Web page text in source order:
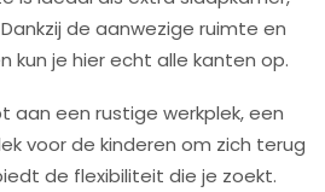
de aanwezige ruimte en
kun je hier echt alle kanten op.
aan een rustige werkplek, een
voor de kinderen om zich terug
de flexibiliteit die je zoekt.